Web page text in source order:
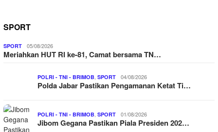
SPORT
SPORT 05/08/2026
Meriahkan HUT RI ke-81, Camat bersama TN…
POLRI - TNI - BRIMOB SPORT 04/08/2026
Polda Jabar Pastikan Pengamanan Ketat Ti…
POLRI - TNI - BRIMOB SPORT 01/08/2026
Jibom Gegana Pastikan Piala Presiden 202…